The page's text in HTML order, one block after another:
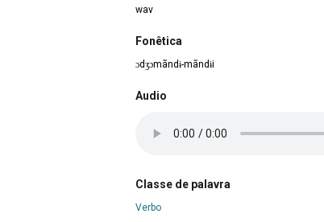
wav
Fonêtica
ɔdʒɔmãndɨ-mãndɨi
Audio
Classe de palavra
Verbo